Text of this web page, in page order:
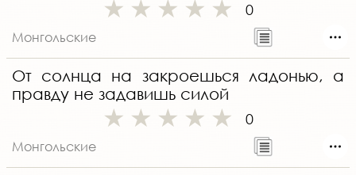
0
Монгольские
От солнца на закроешься ладонью, а
правду не задавишь силой
0
Монгольские